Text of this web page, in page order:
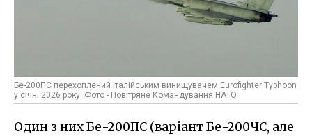
Бе-200ПС перехоплений італійським винищувачем Eurofighter Typhoon
у січні 2026 року. Фото - Повітряне Командування НАТО
Один з них Бе-200ПС (варіант Бе-200ЧС, але